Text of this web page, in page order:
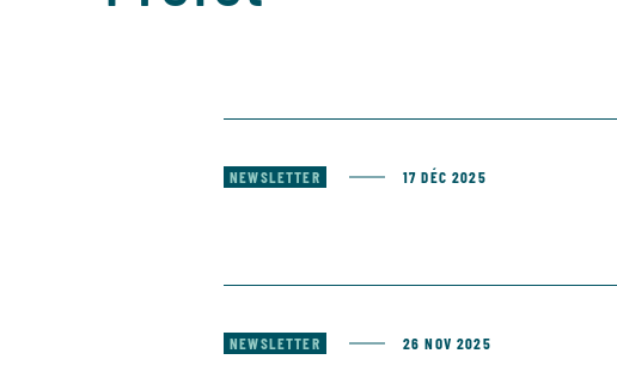
NEWSLETTER 17 DÉC 2025
NEWSLETTER 26 NOV 2025